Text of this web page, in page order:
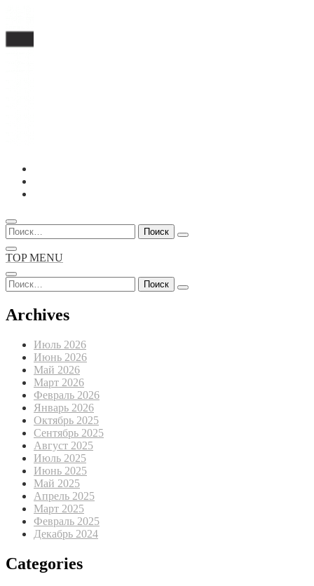
Перейти
содержимому
Найти:
TOP MENU
Найти:
Archives
Июль 2026
Июнь 2026
Май 2026
Март 2026
Февраль 2026
Январь 2026
Октябрь 2025
Сентябрь 2025
Август 2025
Июль 2025
Июнь 2025
Май 2025
Апрель 2025
Март 2025
Февраль 2025
Декабрь 2024
Categories